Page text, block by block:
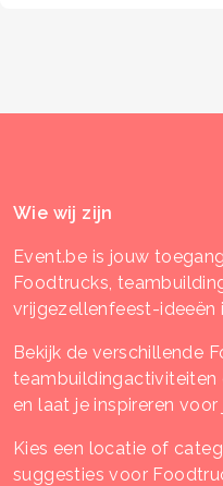
Wie wij zijn
Event.be is jouw
Foodtrucks,
vrijgezellenfeest-ideeën
Bekijk de verschillende
teambuildingactiviteiten
en laat je inspireren
Kies een locatie of
suggesties voor